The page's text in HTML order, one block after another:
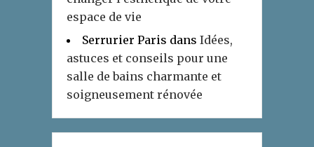
espace de vie
Serrurier Paris dans Idées,
astuces et conseils pour une
salle de bains charmante et
soigneusement rénovée